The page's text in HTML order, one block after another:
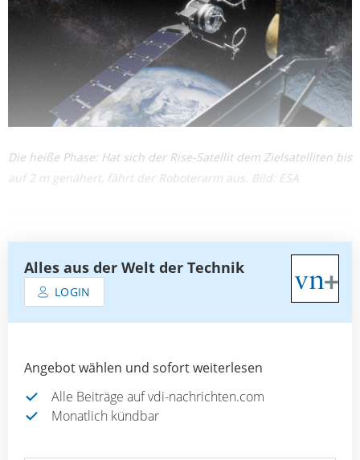
Die heiße Phase: Hat sich der Rise-Satellit dem Zielsatelliten bis
auf 2 m genähert, fährt der Roboterarm aus. Bild: ESA
Alles aus der Welt der Technik
LOGIN
Angebot wählen und sofort weiterlesen
Alle Beiträge auf vdi-nachrichten.com
Monatlich kündbar